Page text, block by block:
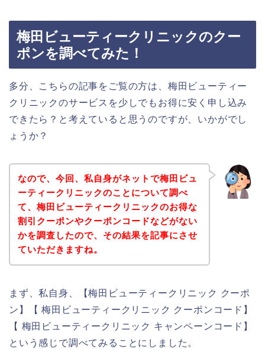
梅田ビューティークリニックのクー
ポンを調べてみた！
多分、こちらの記事をご覧の方は、梅田ビューティー
クリニックのサービスを少しでもお得に安く申し込み
できたら？と考えていると思うのですが、いかがでし
ょうか？
なので、今回、私自身がネットで梅田ビュ
ーティークリニックのことについて調べ
て、梅田ビューティークリニックのお得な
割引クーポンやクーポンコードなどがない
かを調査したので、その結果を記事にさせ
ていただきますね。
まず、私自身、【梅田ビューティークリニック クーポ
ン】【 梅田ビューティークリニック クーポンコード】
【 梅田ビューティークリニック キャンペーンコード】
という感じで調べてみることにしました。